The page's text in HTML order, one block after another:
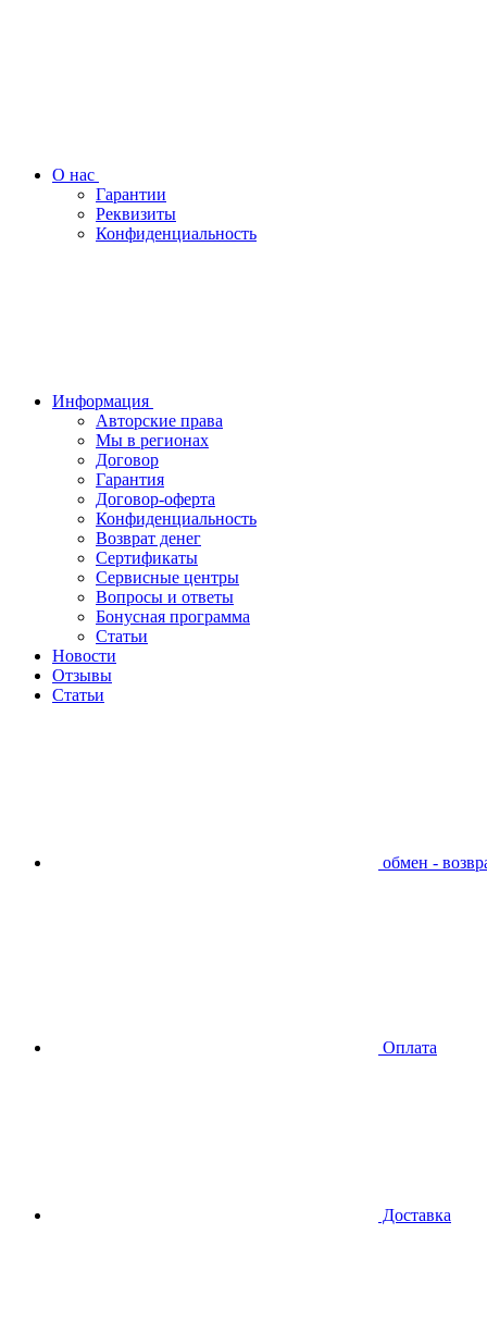
О нас
Гарантии
Реквизиты
Конфиденциальность
Информация
Авторские права
Мы в регионах
Договор
Гарантия
Договор-оферта
Конфиденциальность
Возврат денег
Сертификаты
Сервисные центры
Вопросы и ответы
Бонусная программа
Статьи
Новости
Отзывы
Статьи
обмен -
Оплата
Доставка